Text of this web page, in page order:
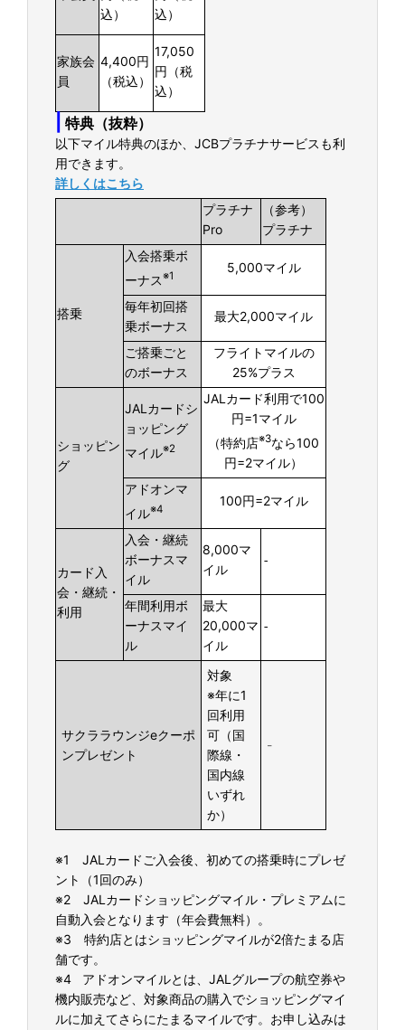
込）
込）
家族会
員
4,400円
（税込）
17,050
円（税
込）
特典（抜粋）
以下マイル特典のほか、JCBプラチナサービスも利
用できます。
詳しくはこちら
プラチナ
Pro
（参考）
プラチナ
搭乗
入会搭乗ボ
ーナス※1
5,000マイル
毎年初回搭
乗ボーナス
最大2,000マイル
ご搭乗ごと
のボーナス
フライトマイルの
25%プラス
ショッピン
グ
JALカードシ
ョッピング
マイル※2
JALカード利用で100
円=1マイル
（特約店※3なら100
円=2マイル）
アドオンマ
イル※4
100円=2マイル
カード入
会・継続・
利用
入会・継続
ボーナスマ
イル
8,000マ
イル
-
年間利用ボ
ーナスマイ
ル
最大
20,000マ
イル
-
サクララウンジeクーポ
ンプレゼント
対象
※年に1
回利用
可（国
際線・
国内線
いずれ
か）
-
※1 JALカードご入会後、初めての搭乗時にプレゼ
ント（1回のみ）
※2 JALカードショッピングマイル・プレミアムに
自動入会となります（年会費無料）。
※3 特約店とはショッピングマイルが2倍たまる店
舗です。
※4 アドオンマイルとは、JALグループの航空券や
機内販売など、対象商品の購入でショッピングマイ
ルに加えてさらにたまるマイルです。お申し込みは